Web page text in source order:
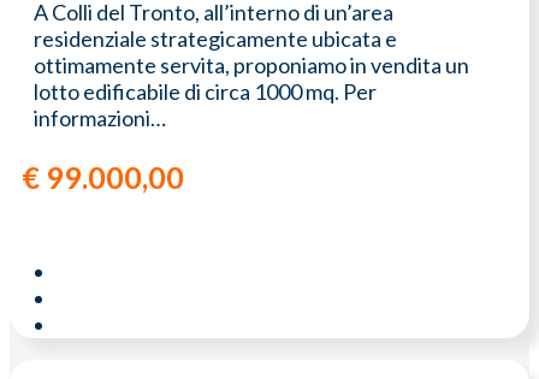
A Colli del Tronto, all’interno di un’area
residenziale strategicamente ubicata e
ottimamente servita, proponiamo in vendita un
lotto edificabile di circa 1000 mq. Per
informazioni…
€ 99.000,00